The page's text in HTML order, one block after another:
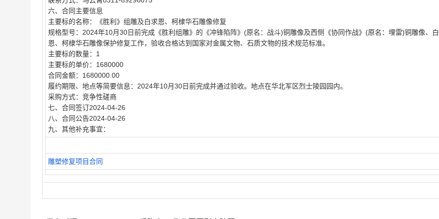
六、合同主要信息
主要标的名称：
《胜利》组雕及白求恩、柯棣华石雕像修复
规格型号： 2024年10月30日前完成《胜利组雕》的《冲锋陷阵》(原名：战斗)铜雕像及西侧《协同作战》(原名：埋雷)铜雕像、
恩、柯棣华石雕像保护修复工作，验收合格达到国家对金属文物、石质文物的技术规范标准。
主要标的数量： 1
主要标的单价： 1680000
合同金额： 1680000.00
履约期限、地点等简要信息： 2024年10月30日前完成并通过验收。地点在华北军区烈士陵园园内。
采购方式： 竞争性磋商
七、合同签订2024-04-26
八、合同公告2024-04-26
九、其他补充事宜：
雕塑修复项目合同